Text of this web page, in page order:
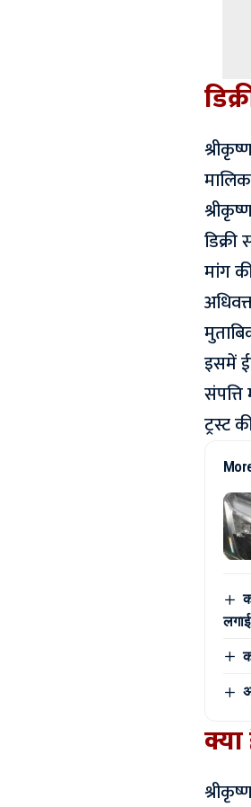
मांग
इसमें
ट्रस्ट